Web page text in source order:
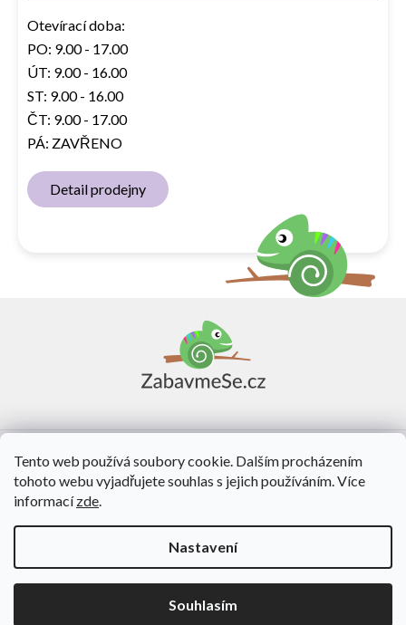
Tento web používá soubory cookie. Dalším procházením
tohoto webu vyjadřujete souhlas s jejich používáním. Více
informacízde.
Nastavení
Souhlasím
Otevírací doba:
PO: 9.00 - 17.00
ÚT: 9.00 - 16.00
ST: 9.00 - 16.00
ČT: 9.00 - 17.00
PÁ: ZAVŘENO
Detail prodejny
O nás
Vytvořil Shoptet